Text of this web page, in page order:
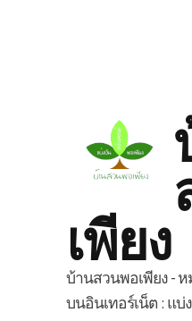
เพียง
บ้านสวนพอเพียง -
บนอินเทอร์เน็ต : แบ่